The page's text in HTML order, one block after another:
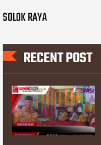
SOLOK RAYA
RECENT POST